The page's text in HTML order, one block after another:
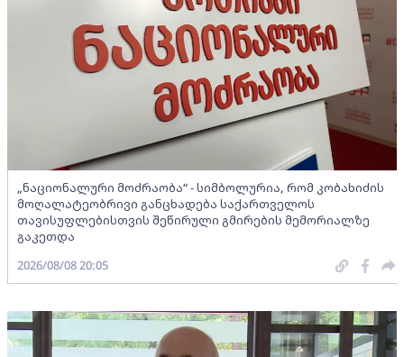
„ნაციონალური მოძრაობა“ - სიმბოლურია, რომ კობახიძის
მოღალატეობრივი განცხადება საქართველოს
თავისუფლებისთვის შეწირული გმირების მემორიალზე
გაკეთდა
2026/08/08 20:05